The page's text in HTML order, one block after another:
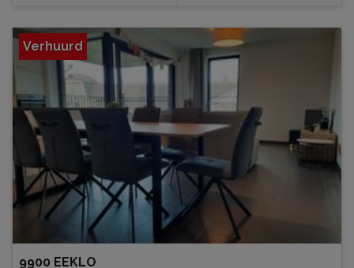
Verhuurd
9900 EEKLO